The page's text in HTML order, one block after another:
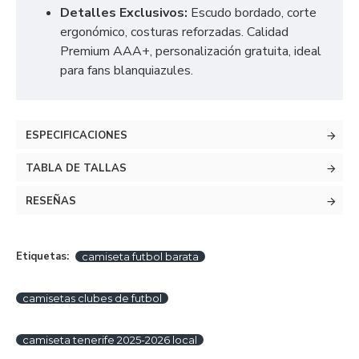
Detalles Exclusivos: Escudo bordado, corte
ergonómico, costuras reforzadas. Calidad
Premium AAA+, personalización gratuita, ideal
para fans blanquiazules.
ESPECIFICACIONES
TABLA DE TALLAS
RESEÑAS
Etiquetas: camiseta futbol barata
camisetas clubes de futbol
camiseta tenerife 2025-2026 local